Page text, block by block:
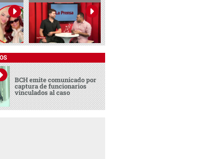
BCH emite comunicado por
captura de funcionarios
vinculados al caso